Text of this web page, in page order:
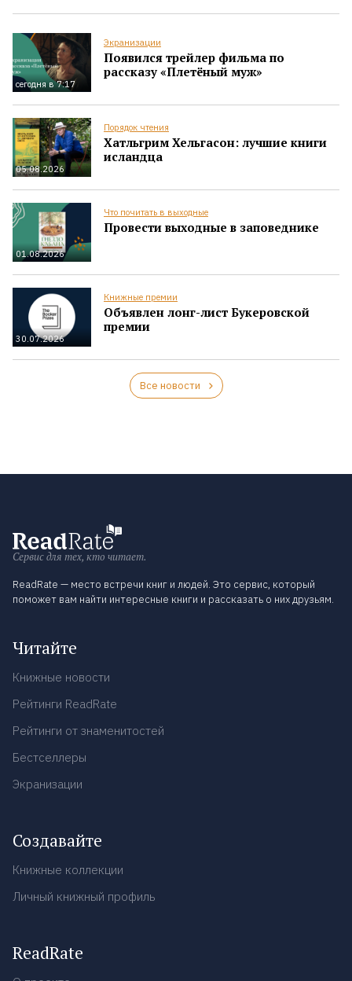
сегодня в 7:17
Экранизации
Появился трейлер фильма по
рассказу «Плетёный муж»
05.08.2026
Порядок чтения
Хатльгрим Хельгасон: лучшие книги
исландца
01.08.2026
Что почитать в выходные
Провести выходные в заповеднике
30.07.2026
Книжные премии
Объявлен лонг-лист Букеровской
премии
Все новости
Сервис для тех, кто читает.
ReadRate — место встречи книг и людей. Это сервис, который
поможет вам найти интересные книги и рассказать о них друзьям.
Читайте
Книжные новости
Рейтинги ReadRate
Рейтинги от знаменитостей
Бестселлеры
Экранизации
Создавайте
Книжные коллекции
Личный книжный профиль
ReadRate